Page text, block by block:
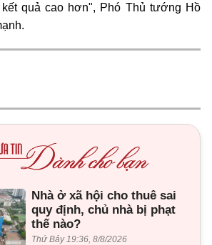
kết quả cao hơn", Phó Thủ tướng Hồ
Nhà ở xã hội cho thuê sai
quy định, chủ nhà bị phạt
thế nào?
Thứ Bảy 19:36, 8/8/2026